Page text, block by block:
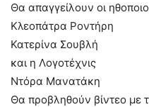
Θα απαγγείλουν οι
Κλεοπάτρα Ροντήρη
Κατερίνα Σουβλή
και η Λογοτέχνις
Ντόρα Μανατάκη
Θα προβληθούν βίντεο με